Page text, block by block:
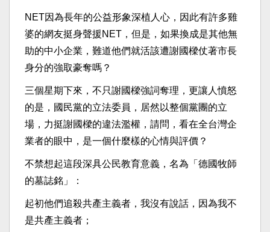
NET因為長年的公益形象深植人心，因此有許多雞
婆的網友挺身聲援NET，但是，如果換成是其他無
助的中小企業，難道他們就活該遭謝國樑仗著市長
身分的強取豪奪嗎？
三個星期下來，不只謝國樑強詞奪理，更讓人憤怒
的是，國民黨的立法委員，居然以整個黨團的立
場，力挺謝國樑的違法濫權，請問，看在全台灣企
業者的眼中，是一個什麼樣的心情與評價？
不禁想起這段深具公民教育意義，名為「德國牧師
的墓誌銘」：
起初他們追殺共產主義者，我沒有說話，因為我不
是共產主義者；